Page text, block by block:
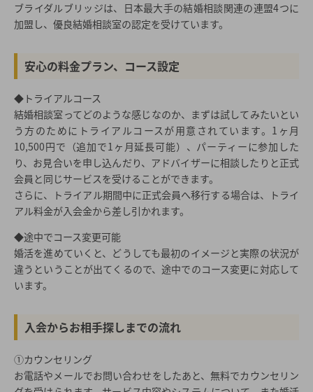
ブライダルブリッジは、日本最大手の結婚相談関連の連盟4つに
加盟し、優良結婚相談室の認定を受けています。
安心の料金プラン、コース設定
◆トライアルコース
結婚相談室ってどのような感じなのか、まずは試してみたいとい
う方のためにトライアルコースが用意されています。1ヶ月
10,500円で（追加で1ヶ月延長可能）、パーティーに参加した
り、お見合いを申し込んだり、アドバイザーに相談したりと正式
会員と同じサービスを受けることができます。
さらに、トライアル期間中に正式会員へ移行する場合は、トライ
アル料金が入会金から差し引かれます。
◆途中でコース変更可能
婚活を進めていくと、どうしても最初のイメージと実際の状況が
違うということが出てくるので、途中でのコース変更に対応して
います。
入会からお相手探しまでの流れ
①カウンセリング
お電話やメールでお問い合わせをしたあと、無料でカウンセリン